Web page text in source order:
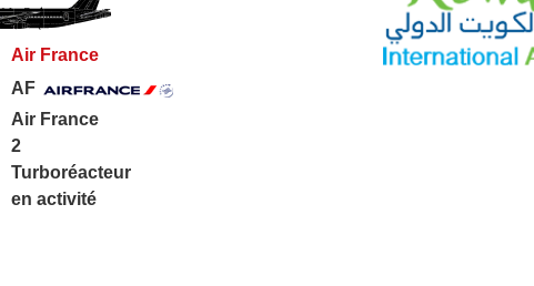
Air France
AF
Air France
2
Turboréacteur
en activité